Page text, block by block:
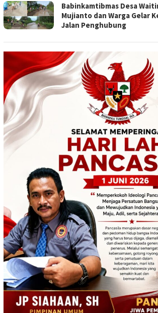
Babinkamtibmas Desa
Mujianto dan Warga Gelar
Jalan Penghubung